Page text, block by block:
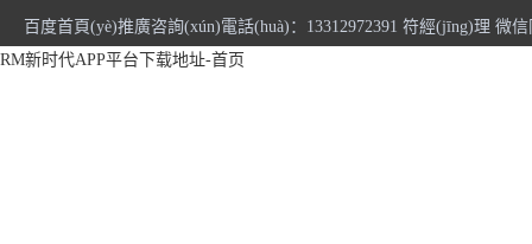
北京零配件機加工
百度首頁(yè)推廣咨詢(xún)電話(huà)：13312972391 符經(jīng)理 微
RM新时代APP平台下载地址-首页